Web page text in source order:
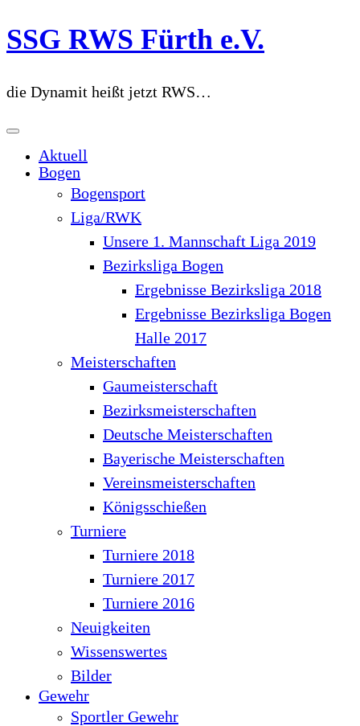
Zum
Inhalt
SSG RWS Fürth e.V.
die Dynamit heißt jetzt RWS…
Aktuell
Bogen
Bogensport
Liga/RWK
Unsere 1. Mannschaft Liga 2019
Bezirksliga Bogen
Ergebnisse Bezirksliga 2018
Ergebnisse Bezirksliga Bogen
Halle 2017
Meisterschaften
Gaumeisterschaft
Bezirksmeisterschaften
Deutsche Meisterschaften
Bayerische Meisterschaften
Vereinsmeisterschaften
Königsschießen
Turniere
Turniere 2018
Turniere 2017
Turniere 2016
Neuigkeiten
Wissenswertes
Bilder
Gewehr
Sportler Gewehr